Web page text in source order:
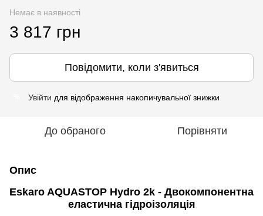
Немає в наявності
3 817 грн
Повідомити, коли з'явиться
Увійти для відображення накопичувальної знижки
До обраного Порівняти
Опис
Eskaro AQUASTOP Hydro 2k - Двокомпонентна
еластична гідроізоляція